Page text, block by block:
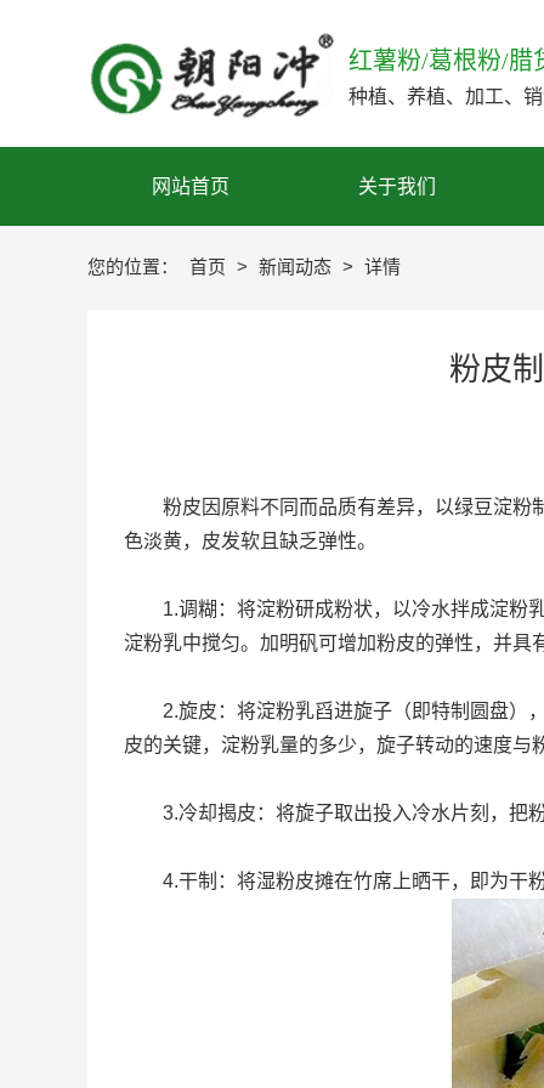
网站首页 关于我们
红薯粉/葛根粉/腊
种植、养植、加工、
您的位置： 首页 > 新闻动态 > 详情
粉皮
粉皮因原料不同而品质有差异，以绿豆淀粉制
色淡黄，皮发软且缺乏弹性。
1.调糊：将淀粉研成粉状，以冷水拌成淀粉乳
淀粉乳中搅匀。加明矾可增加粉皮的弹性，并具
2.旋皮：将淀粉乳舀进旋子（即特制圆盘），
皮的关键，淀粉乳量的多少，旋子转动的速度与
3.冷却揭皮：将旋子取出投入冷水片刻，把
4.干制：将湿粉皮摊在竹席上晒干，即为干